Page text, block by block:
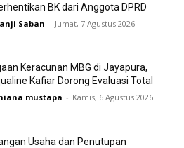
BK dari Anggota DPRD
Saban - Jumat, 7 Agustus 2026
Keracunan MBG di Jayapura,
Kafiar Dorong Evaluasi Total
mustapa - Kamis, 6 Agustus 2026
Usaha dan Penutupan